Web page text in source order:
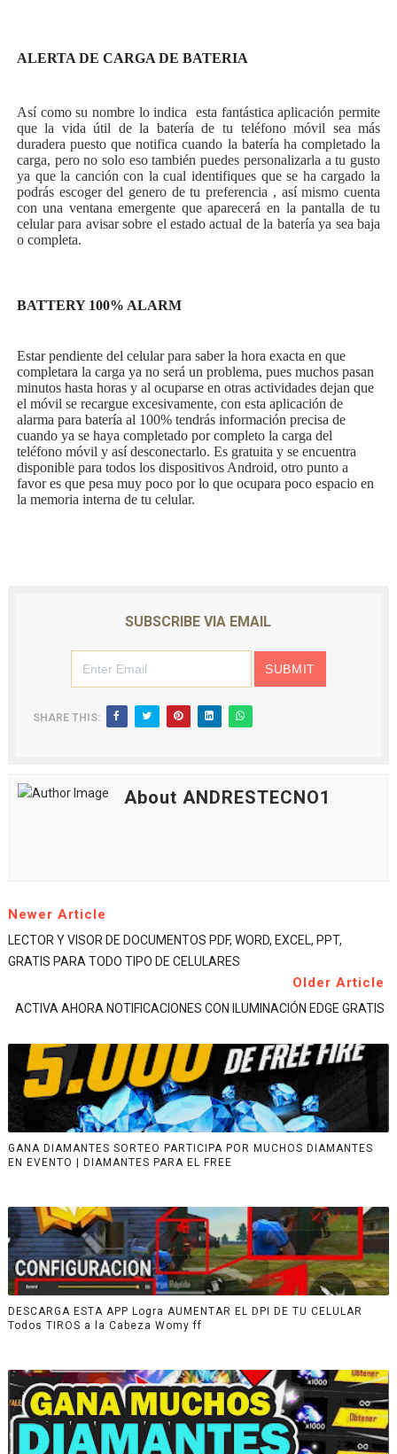
ALERTA DE CARGA DE BATERIA
Así como su nombre lo indica esta fantástica aplicación permite
que la vida útil de la batería de tu teléfono móvil sea más
duradera puesto que notifica cuando la batería ha completado la
carga, pero no solo eso también puedes personalizarla a tu gusto
ya que la canción con la cual identifiques que se ha cargado la
podrás escoger del genero de tu preferencia , así mismo cuenta
con una ventana emergente que aparecerá en la pantalla de tu
celular para avisar sobre el estado actual de la batería ya sea baja
o completa.
BATTERY 100% ALARM
Estar pendiente del celular para saber la hora exacta en que
completara la carga ya no será un problema, pues muchos pasan
minutos hasta horas y al ocuparse en otras actividades dejan que
el móvil se recargue excesivamente, con esta aplicación de
alarma para batería al 100% tendrás información precisa de
cuando ya se haya completado por completo la carga del
teléfono móvil y así desconectarlo. Es gratuita y se encuentra
disponible para todos los dispositivos Android, otro punto a
favor es que pesa muy poco por lo que ocupara poco espacio en
la memoria interna de tu celular.
SUBSCRIBE VIA EMAIL
SHARE THIS:
About ANDRESTECNO1
Newer Article
LECTOR Y VISOR DE DOCUMENTOS PDF, WORD, EXCEL, PPT,
GRATIS PARA TODO TIPO DE CELULARES
Older Article
ACTIVA AHORA NOTIFICACIONES CON ILUMINACIÓN EDGE GRATIS
GANA DIAMANTES SORTEO PARTICIPA POR MUCHOS DIAMANTES
EN EVENTO | DIAMANTES PARA EL FREE
DESCARGA ESTA APP Logra AUMENTAR EL DPI DE TU CELULAR
Todos TIROS a la Cabeza Womy ff